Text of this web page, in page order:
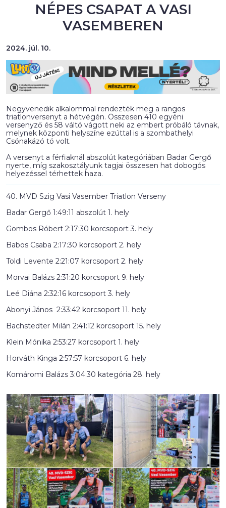
NÉPES CSAPAT A VASI
VASEMBEREN
2024. júl. 10.
Negyvenedik alkalommal rendezték meg a rangos
triatlonversenyt a hétvégén. Összesen 410 egyéni
versenyző és 58 váltó vágott neki az embert próbáló távnak,
melynek központi helyszíne ezúttal is a szombathelyi
Csónakázó tó volt.
A versenyt a férfiaknál abszolút kategóriában Badar Gergő
nyerte, míg szakosztályunk tagjai összesen hat dobogós
helyezéssel térhettek haza.
40. MVD Szig Vasi Vasember Triatlon Verseny
Badar Gergő 1:49:11 abszolút 1. hely
Gombos Róbert 2:17:30 korcsoport 3. hely
Babos Csaba 2:17:30 korcsoport 2. hely
Toldi Levente 2:21:07 korcsoport 2. hely
Morvai Balázs 2:31:20 korcsoport 9. hely
Leé Diána 2:32:16 korcsoport 3. hely
Abonyi János 2:33:42 korcsoport 11. hely
Bachstedter Milán 2:41:12 korcsoport 15. hely
Klein Mónika 2:53:27 korcsoport 1. hely
Horváth Kinga 2:57:57 korcsoport 6. hely
Komáromi Balázs 3:04:30 kategória 28. hely